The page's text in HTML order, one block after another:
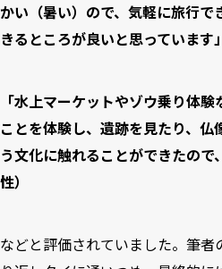
かい（暑い）ので、気軽に旅行で
きるところが良いと思っています
「水上マーケットやゾウ乗り体
ことを体験し、遺跡を見たり、
う文化に触れることができたの
性）
などと評価されていました。筆